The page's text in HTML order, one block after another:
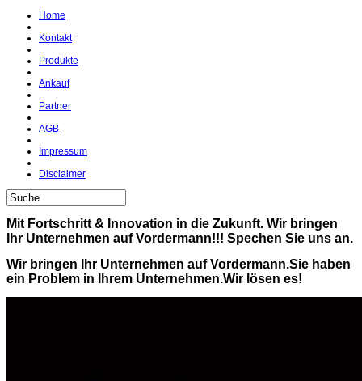
Home
Kontakt
Produkte
Ankauf
Partner
AGB
Impressum
Disclaimer
Mit Fortschritt & Innovation in die Zukunft. Wir bringen
Ihr Unternehmen auf Vordermann!!! Spechen Sie uns an.
Wir bringen Ihr Unternehmen auf Vordermann.Sie haben
ein Problem in Ihrem Unternehmen.Wir lösen es!